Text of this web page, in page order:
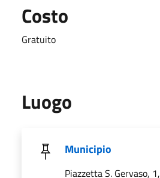
Costo
Gratuito
Luogo
Municipio
Piazzetta S. Gervaso, 1,